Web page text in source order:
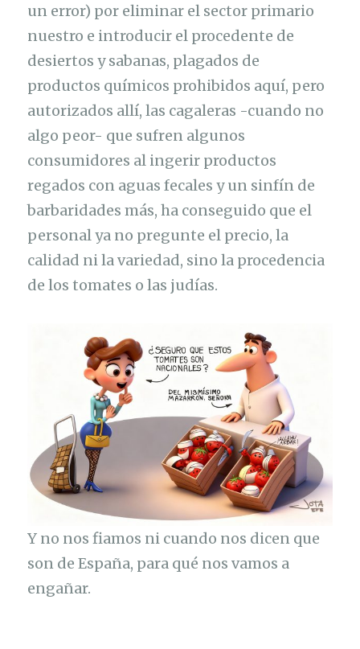
un error) por eliminar el sector primario
nuestro e introducir el procedente de
desiertos y sabanas, plagados de
productos químicos prohibidos aquí, pero
autorizados allí, las cagaleras -cuando no
algo peor- que sufren algunos
consumidores al ingerir productos
regados con aguas fecales y un sinfín de
barbaridades más, ha conseguido que el
personal ya no pregunte el precio, la
calidad ni la variedad, sino la procedencia
de los tomates o las judías.
Y no nos fiamos ni cuando nos dicen que
son de España, para qué nos vamos a
engañar.